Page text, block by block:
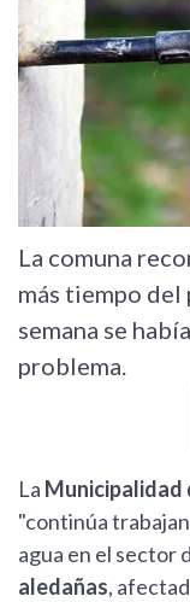
La comuna
más tiempo
semana se
problema.
La Municipalidad
"continúa
agua en el sector
aledañas,